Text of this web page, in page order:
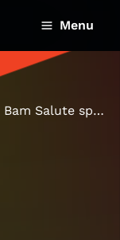
Menu
Bam Salute special Barry Brown & Chronixx